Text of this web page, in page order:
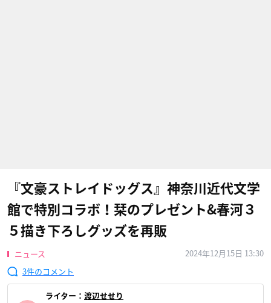
『文豪ストレイドッグス』神奈川近代文学
館で特別コラボ！栞のプレゼント&春河３
５描き下ろしグッズを再販
ニュース
2024年12月15日 13:30
3
ライター： 渡辺せせり